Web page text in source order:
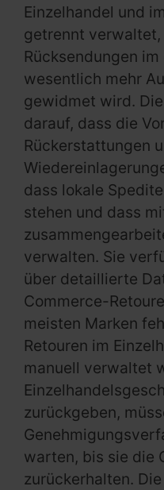
Einzelhandel und
getrennt
Rücksendungen
wesentlich mehr
gewidmet wird.
darauf, dass die
Rückerstattungen
dass lokale
stehen und dass
verwalten. Sie
über detaillierte
Commerce-
meisten Marken
Retouren im
manuell verwaltet
zurückgeben,
warten, bis sie die
zurückerhalten.